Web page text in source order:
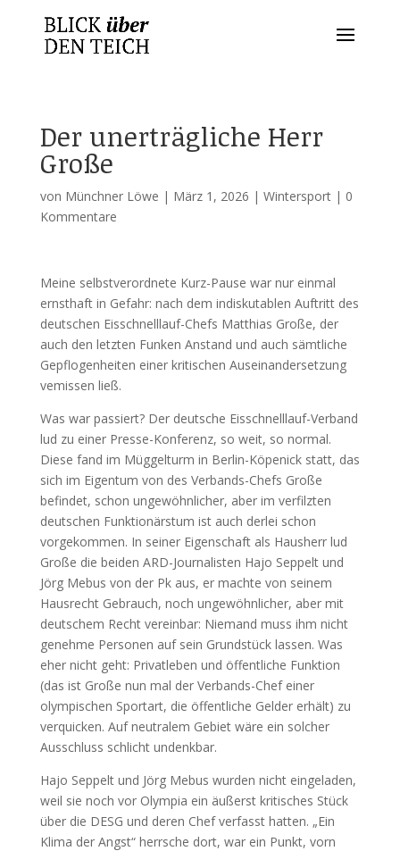
Der unerträgliche Herr
Große
von Münchner Löwe | März 1, 2026 | Wintersport| 0
Kommentare
Meine selbstverordnete Kurz-Pause war nur einmal
ernsthaft in Gefahr: nach dem indiskutablen Auftritt des
deutschen Eisschnelllauf-Chefs Matthias Große, der
auch den letzten Funken Anstand und auch sämtliche
Gepflogenheiten einer kritischen Auseinandersetzung
vemissen ließ.
Was war passiert? Der deutsche Eisschnelllauf-Verband
lud zu einer Presse-Konferenz, so weit, so normal.
Diese fand im Müggelturm in Berlin-Köpenick statt, das
sich im Eigentum von des Verbands-Chefs Große
befindet, schon ungewöhnlicher, aber im verfilzten
deutschen Funktionärstum ist auch derlei schon
vorgekommen. In seiner Eigenschaft als Hausherr lud
Große die beiden ARD-Journalisten Hajo Seppelt und
Jörg Mebus von der Pk aus, er machte von seinem
Hausrecht Gebrauch, noch ungewöhnlicher, aber mit
deutschem Recht vereinbar: Niemand muss ihm nicht
genehme Personen auf sein Grundstück lassen. Was
eher nicht geht: Privatleben und öffentliche Funktion
(das ist Große nun mal der Verbands-Chef einer
olympischen Sportart, die öffentliche Gelder erhält) zu
verquicken. Auf neutralem Gebiet wäre ein solcher
Ausschluss schlicht undenkbar.
Hajo Seppelt und Jörg Mebus wurden nicht eingeladen,
weil sie noch vor Olympia ein äußerst kritisches Stück
über die DESG und deren Chef verfasst hatten. „Ein
Klima der Angst“ herrsche dort, war ein Punkt, vorn